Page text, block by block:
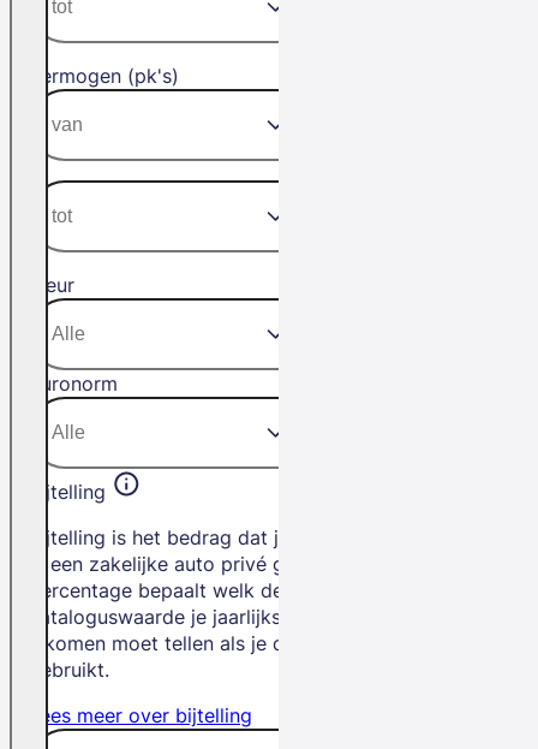
Vermogen (pk's)
Kleur
Euronorm
Bijtelling
Bijtelling is het bedrag dat je betaalt als
je een zakelijke auto privé gebruikt. Het
percentage bepaalt welk deel van de
cataloguswaarde je jaarlijks bij je
inkomen moet tellen als je de auto privé
gebruikt.
Lees meer over bijtelling